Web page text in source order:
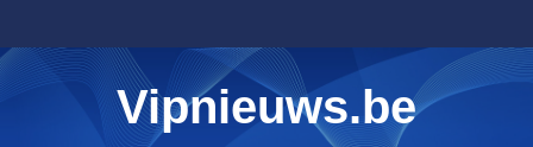
to
content
Vipnieuws.be